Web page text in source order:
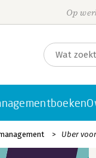
Op
Uber